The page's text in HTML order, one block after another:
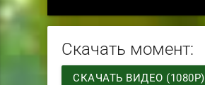
Скачать момент:
СКАЧАТЬ ВИДЕО (1080P)